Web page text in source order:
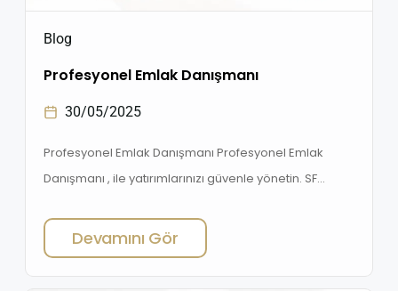
Blog
Profesyonel Emlak Danışmanı
30/05/2025
Profesyonel Emlak Danışmanı Profesyonel Emlak
Danışmanı , ile yatırımlarınızı güvenle yönetin. SF
Profesyonel Emlak Danışmanı Nedir? Emlak sektörü,
karmaşık ve dikkat gerektiren bir alan olarak öne
çıkar. Yatırımcıların en büyük ihtiyacı ise süreci
Devamını Gör